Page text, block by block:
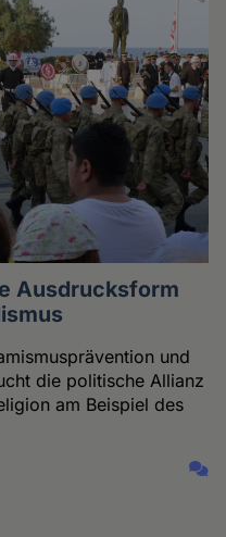
Ausdrucksform
und
die politische Allianz
am Beispiel des